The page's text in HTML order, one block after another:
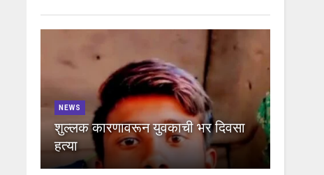
NEWS
शुल्लक कारणावरून युवकाची भर दिवसा
हत्या